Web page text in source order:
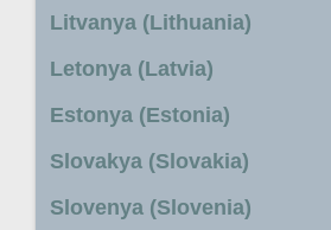
Litvanya (Lithuania)
Letonya (Latvia)
Estonya (Estonia)
Slovakya (Slovakia)
Slovenya (Slovenia)